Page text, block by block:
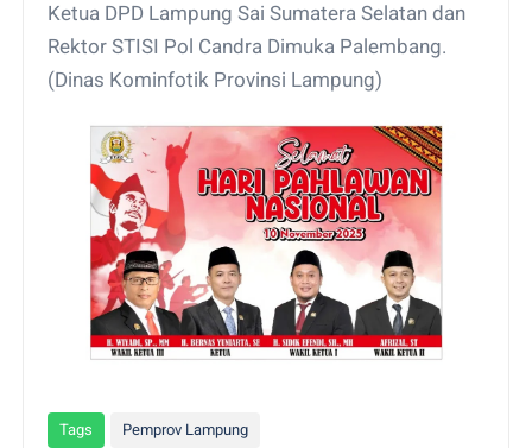
Ketua DPD Lampung Sai Sumatera Selatan dan
Rektor STISI Pol Candra Dimuka Palembang.
(Dinas Kominfotik Provinsi Lampung)
Tags Pemprov Lampung